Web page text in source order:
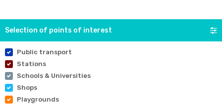
Selection of points of interest
Public transport
Stations
Schools & Universities
Shops
Playgrounds